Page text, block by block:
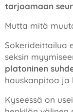
tarjoamaan
Mutta mitä
Sokerideittailua
seksin
platoninen
hauskanpitoa ja
Kyseessä on